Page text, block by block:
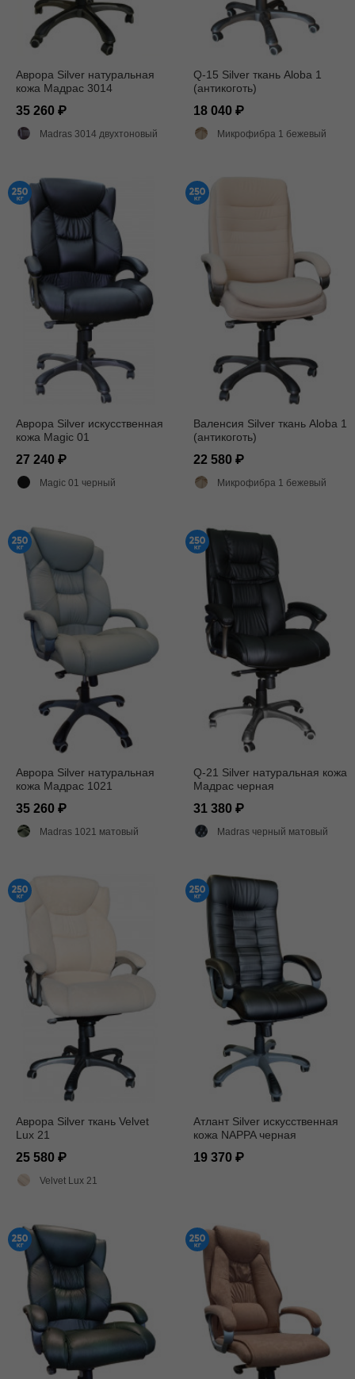
Аврора Silver натуральная
кожа Мадрас 3014
35 260
Madras 3014 двухтоновый глянец
Q-15 Silver ткань Aloba 1
(антикоготь)
18 040
Микрофибра 1 бежевый
Аврора Silver искусственная
кожа Magic 01
27 240
Magic 01 черный
Валенсия Silver ткань Aloba 1
(антикоготь)
22 580
Микрофибра 1 бежевый
Аврора Silver натуральная
кожа Мадрас 1021
35 260
Madras 1021 матовый
Q-21 Silver натуральная кожа
Мадрас черная
31 380
Madras черный матовый
Аврора Silver ткань Velvet
Lux 21
25 580
Velvet Lux 21
Атлант Silver искусственная
кожа NAPPA черная
19 370